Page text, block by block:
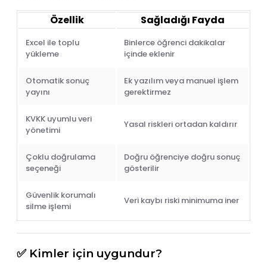
Özellik
Sağladığı Fayda
Excel ile toplu
yükleme
Binlerce öğrenci dakikalar
içinde eklenir
Otomatik sonuç
yayını
Ek yazılım veya manuel işlem
gerektirmez
KVKK uyumlu veri
yönetimi
Yasal riskleri ortadan kaldırır
Çoklu doğrulama
seçeneği
Doğru öğrenciye doğru sonuç
gösterilir
Güvenlik korumalı
silme işlemi
Veri kaybı riski minimuma iner
✅ Kimler için uygundur?